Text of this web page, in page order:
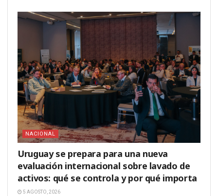
NACIONAL
Uruguay se prepara para una nueva
evaluación internacional sobre lavado de
activos: qué se controla y por qué importa
5 AGOSTO, 2026